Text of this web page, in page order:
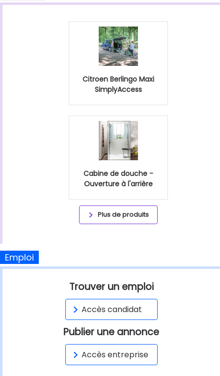
Citroen Berlingo Maxi
SimplyAccess
Cabine de douche -
Ouverture à l'arrière
Plus de produits
Emploi
Trouver un emploi
Accès candidat
Publier une annonce
Accès entreprise